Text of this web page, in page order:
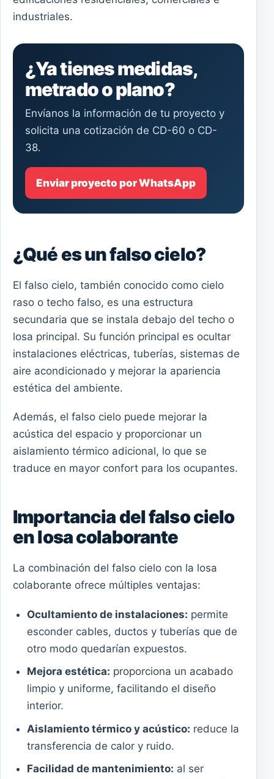
industriales.
¿Ya tienes medidas,
metrado o plano?
Envíanos la información de tu proyecto y
solicita una cotización de CD-60 o CD-
38.
Enviar proyecto por WhatsApp
¿Qué es un falso cielo?
El falso cielo, también conocido como cielo
raso o techo falso, es una estructura
secundaria que se instala debajo del techo o
losa principal. Su función principal es ocultar
instalaciones eléctricas, tuberías, sistemas de
aire acondicionado y mejorar la apariencia
estética del ambiente.
Además, el falso cielo puede mejorar la
acústica del espacio y proporcionar un
aislamiento térmico adicional, lo que se
traduce en mayor confort para los ocupantes.
Importancia del falso cielo
en losa colaborante
La combinación del falso cielo con la losa
colaborante ofrece múltiples ventajas:
Ocultamiento de instalaciones: permite
esconder cables, ductos y tuberías que de
otro modo quedarían expuestos.
Mejora estética: proporciona un acabado
limpio y uniforme, facilitando el diseño
interior.
Aislamiento térmico y acústico: reduce la
transferencia de calor y ruido.
Facilidad de mantenimiento: al ser